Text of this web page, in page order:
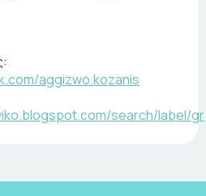
aggizwo.kozanis
search/label/gr